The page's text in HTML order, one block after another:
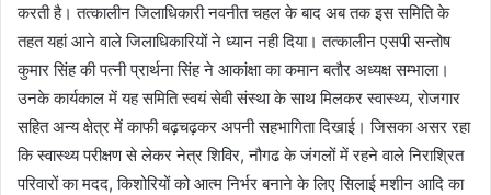
करती है। तत्कालीन जिलाधिकारी नवनीत चहल के बाद अब तक इस समिति के
तहत यहां आने वाले जिलाधिकारियों ने ध्यान नही दिया। तत्कालीन एसपी सन्तोष
कुमार सिंह की पत्नी प्रार्थना सिंह ने आकांक्षा का कमान बतौर अध्यक्ष सम्भाला।
उनके कार्यकाल में यह समिति स्वयं सेवी संस्था के साथ मिलकर स्वास्थ्य, रोजगार
सहित अन्य क्षेत्र में काफी बढ़चढ़कर अपनी सहभागिता दिखाई। जिसका असर रहा
कि स्वास्थ्य परीक्षण से लेकर नेत्र शिविर, नौगढ के जंगलों में रहने वाले निराश्रित
परिवारों का मदद, किशोरियों को आत्म निर्भर बनाने के लिए सिलाई मशीन आदि का